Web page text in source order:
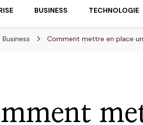
BUSINESS TECHNOLOGIE
Business Comment mettre en place